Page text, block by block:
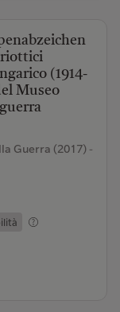
(1914-
Museo
Guerra (2017)-